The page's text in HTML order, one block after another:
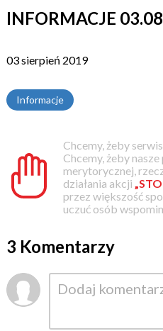
INFORMACJE
03 sierpień 2019
Informacje
Chcemy, żeby
Chcemy, żeby
merytorycznej,
działania akcji
przez większość
uczuć osób
3 Komentarzy